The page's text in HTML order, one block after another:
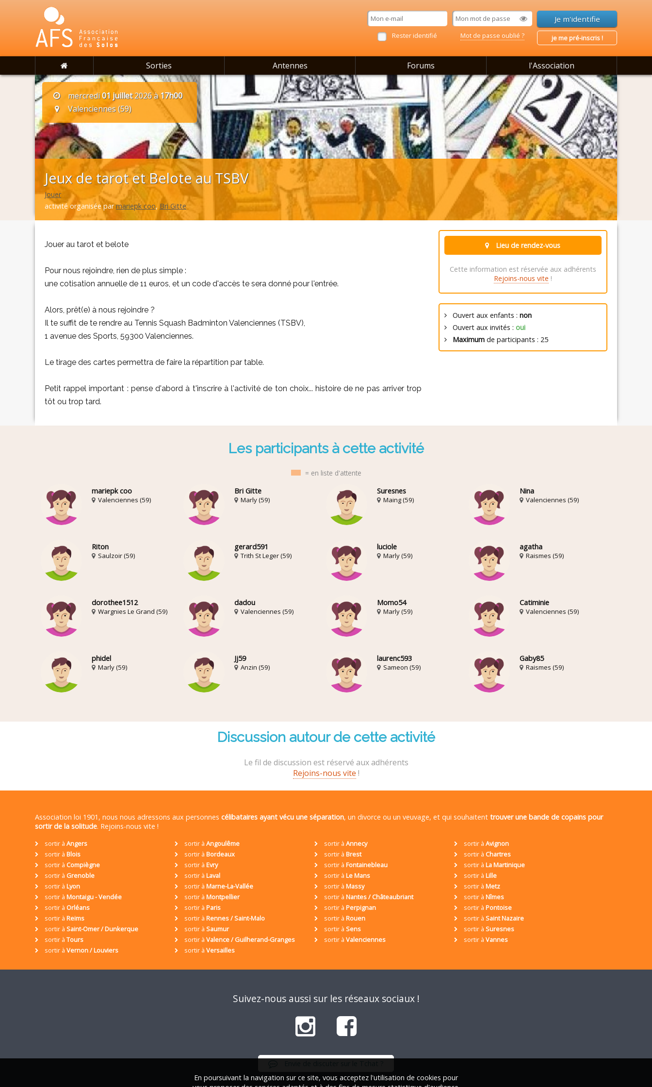
Rester identifié Mot de passe oublié ? je me pré-inscris !
Sorties Antennes Forums l'Association
mercredi01 juillet2026 à17h00
Valenciennes (59)
Jeux de tarot et Belote au TSBV
Jouer
activité organisée parmariepk coo, Bri Gitte
Jouer au tarot et belote
Pour nous rejoindre, rien de plus simple :
une cotisation annuelle de 11 euros, et un code d'accès te sera donné pour l'entrée.
Alors, prêt(e) à nous rejoindre ?
Il te suffit de te rendre au Tennis Squash Badminton Valenciennes (TSBV),
1 avenue des Sports, 59300 Valenciennes.
Le tirage des cartes permettra de faire la répartition par table.
Petit rappel important : pense d'abord à t'inscrire à l'activité de ton choix... histoire de ne pas arriver trop
tôt ou trop tard.
Lieu de rendez-vous
Cette information est réservée aux adhérents
Rejoins-nous vite !
Ouvert aux enfants : non
Ouvert aux invités : oui
Maximumde participants : 25
Les participants à cette activité
= en liste d'attente
mariepk coo
Valenciennes (59)
Bri Gitte
Marly (59)
Suresnes
Maing (59)
Nina
Valenciennes (59)
Riton
Saulzoir (59)
gerard591
Trith St Leger (59)
luciole
Marly (59)
agatha
Raismes (59)
dorothee1512
Wargnies Le Grand (59)
dadou
Valenciennes (59)
Momo54
Marly (59)
Catiminie
Valenciennes (59)
phidel
Marly (59)
Jj59
Anzin (59)
laurenc593
Sameon (59)
Gaby85
Raismes (59)
Discussion autour de cette activité
Le fil de discussion est réservé aux adhérents
Rejoins-nous vite !
Association loi 1901, nous nous adressons aux personnes célibataires ayant vécu une séparation, un divorce ou un veuvage, et qui souhaitent trouver une bande de copains pour
sortir de la solitude. Rejoins-nous vite !
sortir à Angers sortir à Angoulême sortir à Annecy sortir à Avignon
sortir à Blois sortir à Bordeaux sortir à Brest sortir à Chartres
sortir à Compiègne sortir à Evry sortir à Fontainebleau sortir à La Martinique
sortir à Grenoble sortir à Laval sortir à Le Mans sortir à Lille
sortir à Lyon sortir à Marne-La-Vallée sortir à Massy sortir à Metz
sortir à Montaigu - Vendée sortir à Montpellier sortir à Nantes / Châteaubriant sortir à Nîmes
sortir à Orléans sortir à Paris sortir à Perpignan sortir à Pontoise
sortir à Reims sortir à Rennes / Saint-Malo sortir à Rouen sortir à Saint Nazaire
sortir à Saint-Omer / Dunkerque sortir à Saumur sortir à Sens sortir à Suresnes
sortir à Tours sortir à Valence / Guilherand-Granges sortir à Valenciennes sortir à Vannes
sortir à Vernon / Louviers sortir à Versailles
Suivez-nous aussi sur les réseaux sociaux !
En poursuivant la navigation sur ce site, vous acceptez l'utilisation de cookies pour